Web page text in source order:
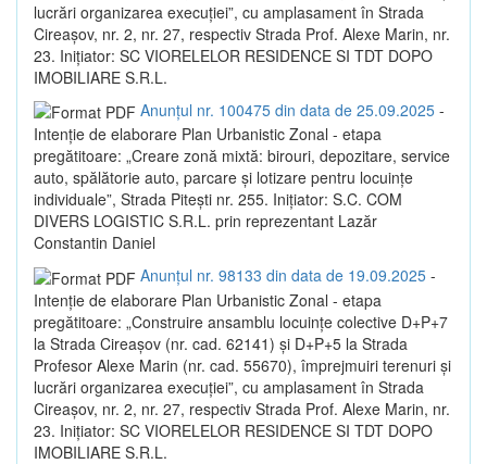
lucrări organizarea execuției”, cu amplasament în Strada
Cireașov, nr. 2, nr. 27, respectiv Strada Prof. Alexe Marin, nr.
23. Inițiator: SC VIORELELOR RESIDENCE SI TDT DOPO
IMOBILIARE S.R.L.
Anunțul nr. 100475 din data de 25.09.2025 -
Intenție de elaborare Plan Urbanistic Zonal - etapa
pregătitoare: „Creare zonă mixtă: birouri, depozitare, service
auto, spălătorie auto, parcare și lotizare pentru locuințe
individuale”, Strada Pitești nr. 255. Inițiator: S.C. COM
DIVERS LOGISTIC S.R.L. prin reprezentant Lazăr
Constantin Daniel
Anunțul nr. 98133 din data de 19.09.2025 -
Intenție de elaborare Plan Urbanistic Zonal - etapa
pregătitoare: „Construire ansamblu locuințe colective D+P+7
la Strada Cireașov (nr. cad. 62141) și D+P+5 la Strada
Profesor Alexe Marin (nr. cad. 55670), împrejmuiri terenuri și
lucrări organizarea execuției”, cu amplasament în Strada
Cireașov, nr. 2, nr. 27, respectiv Strada Prof. Alexe Marin, nr.
23. Inițiator: SC VIORELELOR RESIDENCE SI TDT DOPO
IMOBILIARE S.R.L.